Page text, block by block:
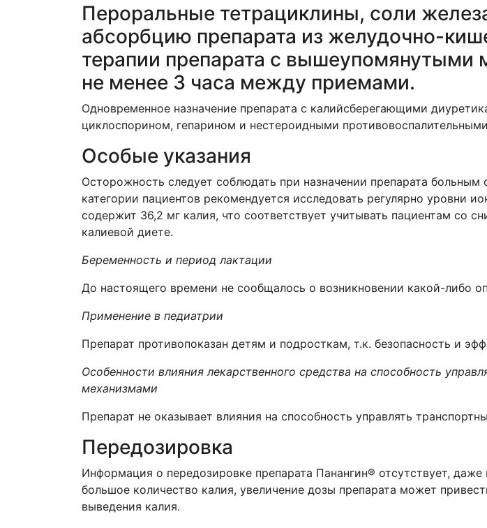
Пероральные тетрациклины, соли
абсорбцию препарата из желудочно-
терапии препарата с вышеупомянутыми
не менее 3 часа между приемами.
Одновременное назначение препарата с калийсберегающими
циклоспорином, гепарином и нестероидными
Особые указания
Осторожность следует соблюдать при назначении препарата
категории пациентов рекомендуется исследовать регулярно уровни
содержит 36,2 мг калия, что соответствует учитывать пациентам со
калиевой диете.
Беременность и период лактации
До настоящего времени не сообщалось о возникновении какой-либо
Применение в педиатрии
Препарат противопоказан детям и подросткам, т.к. безопасность и
Особенности влияния лекарственного средства на способность
механизмами
Препарат не оказывает влияния на способность управлять
Передозировка
Информация о передозировке препарата Панангин® отсутствует,
большое количество калия, увеличение дозы препарата может
выведения калия.